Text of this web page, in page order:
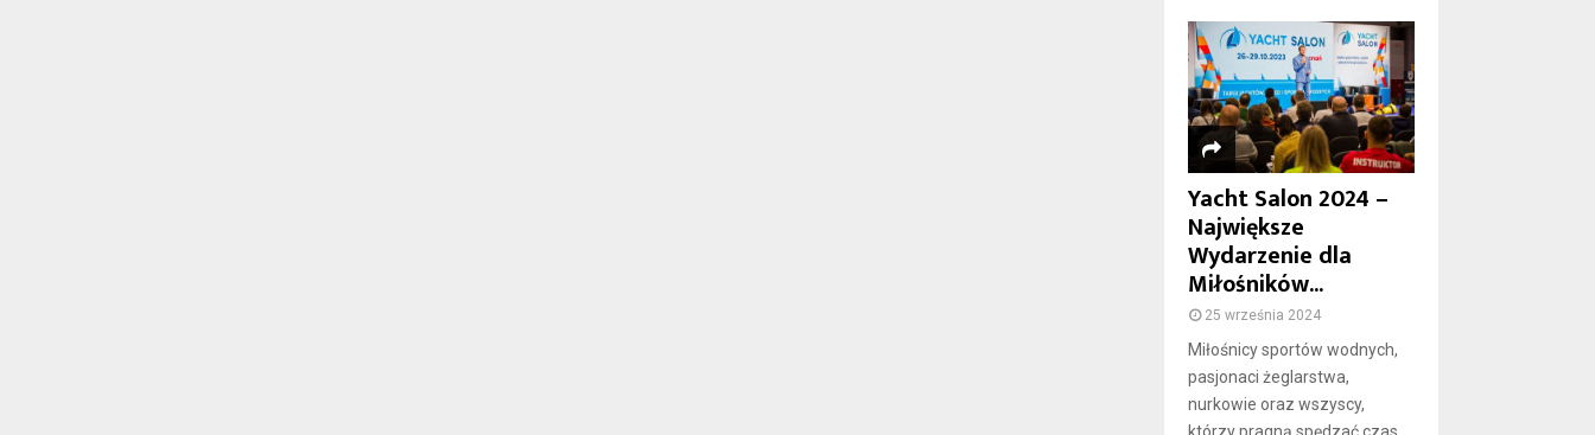
Yacht Salon 2024 –
Największe
Wydarzenie dla
Miłośników...
25 września 2024
Miłośnicy sportów wodnych,
pasjonaci żeglarstwa,
nurkowie oraz wszyscy,
którzy pragną spędzać czas